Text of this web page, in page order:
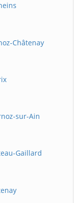
Châtenay
sur-Ain
Gaillard